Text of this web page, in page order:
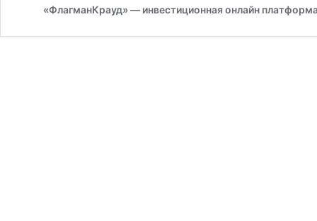
«ФлагманКрауд» — инвестиционная онлайн